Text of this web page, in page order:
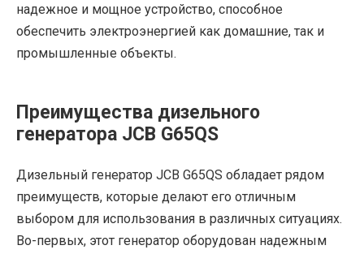
надежное и мощное устройство, способное
обеспечить электроэнергией как домашние, так и
промышленные объекты.
Преимущества дизельного
генератора JCB G65QS
Дизельный генератор JCB G65QS обладает рядом
преимуществ, которые делают его отличным
выбором для использования в различных ситуациях.
Во-первых, этот генератор оборудован надежным